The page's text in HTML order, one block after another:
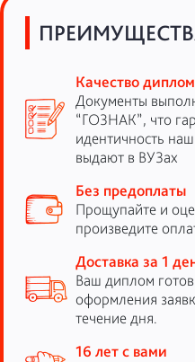
Качество
Документы
“ГОЗНАК”, что
идентичность
выдают в ВУЗах
Без предоплаты
Прощупайте и
произведите
Доставка за 1
Ваш диплом
оформления
течение дня.
16 лет с вами